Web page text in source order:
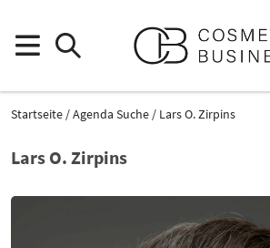
Startseite Agenda Suche
Lars O. Zirpins
Lars O. Zirpins